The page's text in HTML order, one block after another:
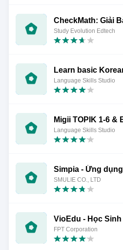
CheckMath: Giải
Study Evolution Edtech
Learn basic
Language Skills Studio
Migii TOPIK 1-6 &
Language Skills Studio
Simpia - Ứng
SMULIE CO., LTD
VioEdu - Học Sinh
FPT Corporation